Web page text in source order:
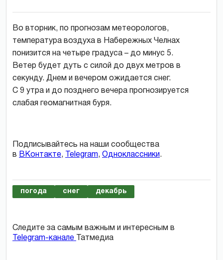
Во вторник, по прогнозам метеорологов,
температура воздуха в Набережных Челнах
понизится на четыре градуса – до минус 5.
Ветер будет дуть с силой до двух метров в
секунду. Днем и вечером ожидается снег.
С 9 утра и до позднего вечера прогнозируется
слабая геомагнитная буря.
Подписывайтесь на наши сообщества
в ВКонтакте, Telegram, Одноклассники.
погода снег декабрь
Следите за самым важным и интересным в
Telegram-канале
Татмедиа